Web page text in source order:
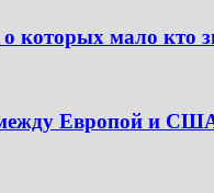
которых мало кто
Европой и